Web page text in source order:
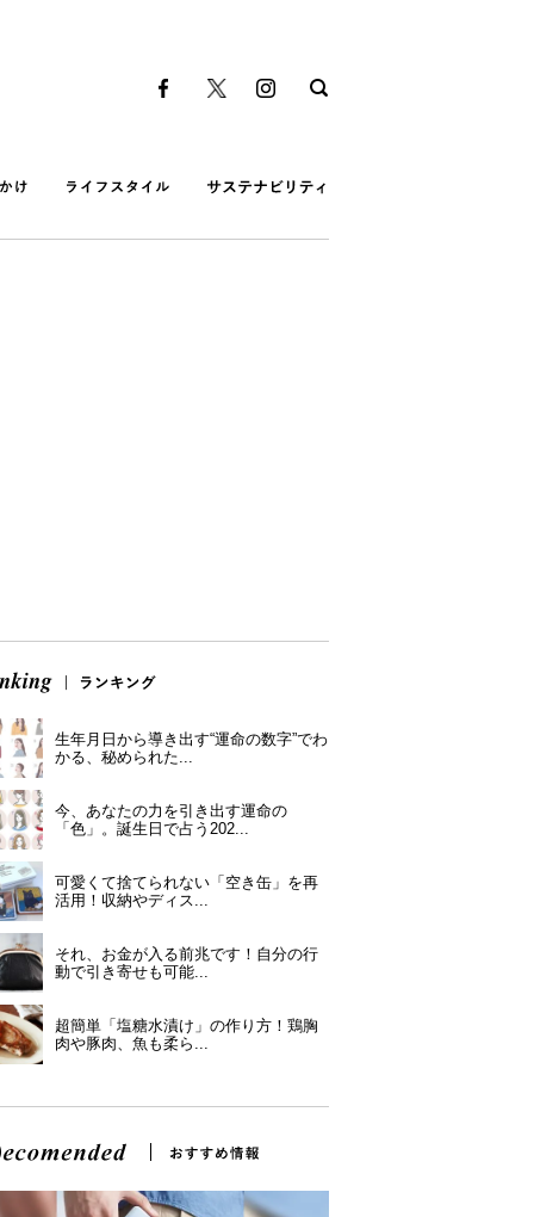
生年月日から導き出す“運命の数字”でわ
かる、秘められた...
今、あなたの力を引き出す運命の
「色」。誕生日で占う202...
可愛くて捨てられない「空き缶」を再
活用！収納やディス...
それ、お金が入る前兆です！自分の行
動で引き寄せも可能...
超簡単「塩糖水漬け」の作り方！鶏胸
肉や豚肉、魚も柔ら...